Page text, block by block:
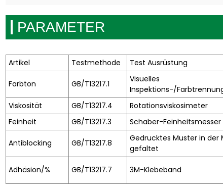
PARAMETER
Artikel Testmethode Test Ausrüstung
Farbton GB/T13217.1
Visuelles
Inspektions-/
Viskosität GB/T13217.4 Rotationsviskosimeter
Feinheit
GB/T13217.3 Schaber-Feinheitsmesser
Antiblocking GB/T13217.8
Gedrucktes Muster in der
gefaltet
Adhäsion/% GB/T13217.7 3M-Klebeband